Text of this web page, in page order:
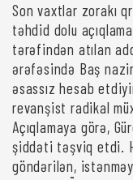
Son vaxtlar zorakı
təhdid dolu
tərəfindən atılan
ərəfəsində Baş
əsassız hesab
revanşist radikal
Açıqlamaya görə,
şiddəti təşviq etdi.
göndərilən,